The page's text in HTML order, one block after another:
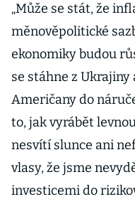
„Může se stát, že
měnověpolitické
ekonomiky budou
se stáhne z Ukrajiny
Američany do
to, jak vyrábět
nesvítí slunce ani
vlasy, že jsme
investicemi do